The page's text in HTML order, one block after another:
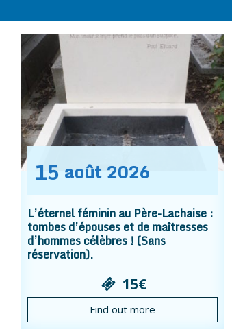
15 août 2026
L’éternel féminin au Père-Lachaise :
tombes d’épouses et de maîtresses
d’hommes célèbres ! (Sans
réservation).
15€
Find out more